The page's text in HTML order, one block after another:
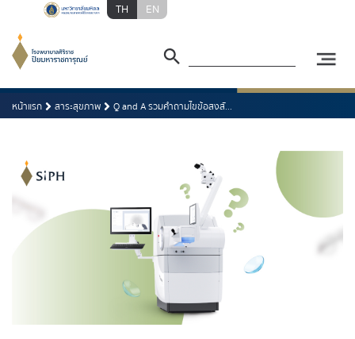
TH EN
หน้าแรก สาระสุขภาพ Q and A รวมคำถามไขข้อสงสั...